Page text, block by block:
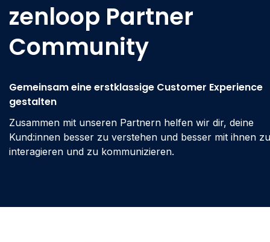
zenloop Partner
Community
Gemeinsam eine erstklassige Customer Experience
gestalten
Zusammen mit unseren Partnern helfen wir dir, deine
Kund:innen besser zu verstehen und besser mit ihnen zu
interagieren und zu kommunizieren.